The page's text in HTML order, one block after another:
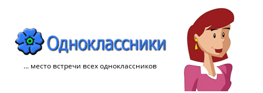
... место встречи всех одноклассников